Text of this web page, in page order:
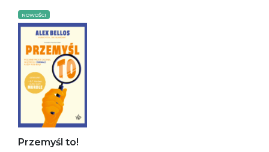
NOWOŚCI
Przemyśl to!